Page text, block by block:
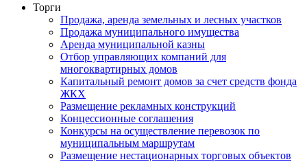
Торги
Продажа, аренда земельных и лесных участков
Продажа муниципального имущества
Аренда муниципальной казны
Отбор управляющих компаний для
многоквартирных домов
Капитальный ремонт домов за счет средств фонда
ЖКХ
Размещение рекламных конструкций
Концессионные соглашения
Конкурсы на осуществление перевозок по
муниципальным маршрутам
Размещение нестационарных торговых объектов